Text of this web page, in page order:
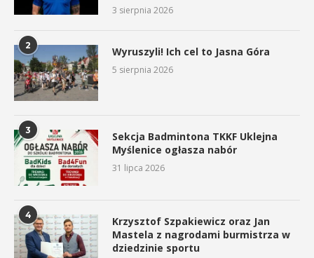
3 sierpnia 2026
2 Wyruszyli! Ich cel to Jasna Góra
5 sierpnia 2026
3
Sekcja Badmintona TKKF Uklejna
Myślenice ogłasza nabór
31 lipca 2026
4
Krzysztof Szpakiewicz oraz Jan
Mastela z nagrodami burmistrza w
dziedzinie sportu